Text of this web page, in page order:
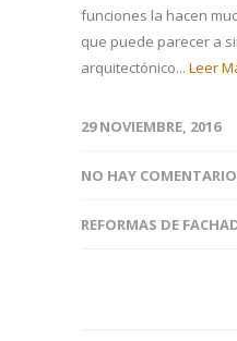
funciones la hacen
que puede parecer a
arquitectónico... Leer
29 NOVIEMBRE, 2016
NO HAY
REFORMAS DE